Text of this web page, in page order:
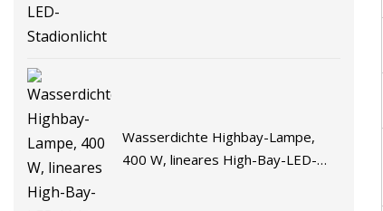
Wasserdichte Highbay-Lampe,
400 W, lineares High-Bay-LED-